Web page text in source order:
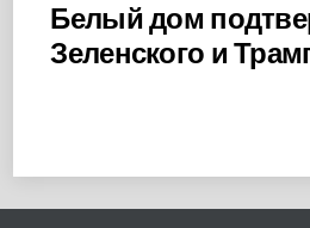
Белый дом
Зеленского и